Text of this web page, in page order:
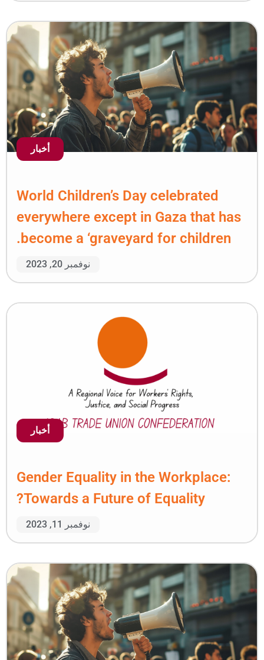
أخبار
World Children’s Day
everywhere except in
become a ‘graveyard
أخبار
Gender Equality in the
Towards a Future of